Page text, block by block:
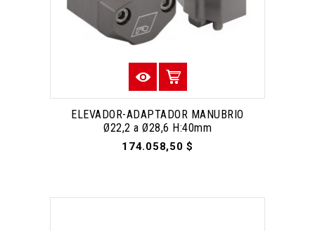
ELEVADOR-ADAPTADOR MANUBRIO
Ø22,2 a Ø28,6 H:40mm
174.058,50 $